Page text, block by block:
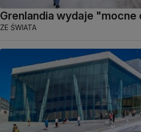
Grenlandia wydaje
ZE ŚWIATA